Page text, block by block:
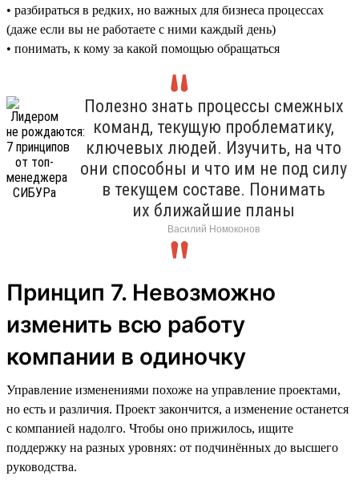
• разбираться в редких, но важных для бизнеса процессах
(даже если вы не работаете с ними каждый день)
• понимать, к кому за какой помощью обращаться
Полезно знать процессы смежных
команд, текущую проблематику,
ключевых людей. Изучить, на что
они способны и что им не под силу
в текущем составе. Понимать
их ближайшие планы
Василий Номоконов
Принцип 7. Невозможно
изменить всю работу
компании в одиночку
Управление изменениями похоже на управление проектами,
но есть и различия. Проект закончится, а изменение останется
с компанией надолго. Чтобы оно прижилось, ищите
поддержку на разных уровнях: от подчинённых до высшего
руководства.